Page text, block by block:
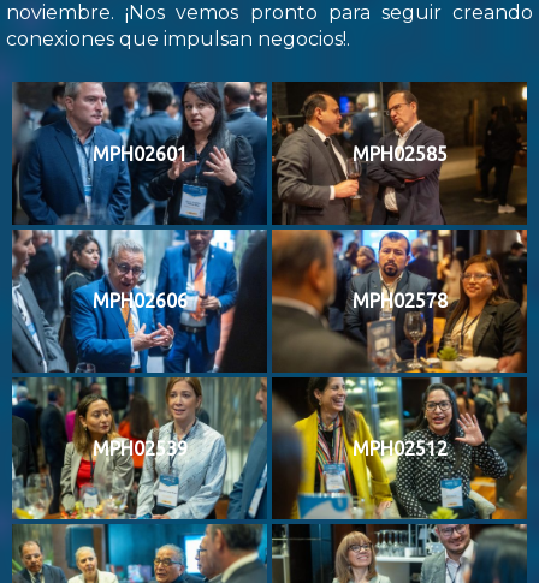
noviembre. ¡Nos vemos pronto para seguir creando
conexiones que impulsan negocios!.
MPH02601 MPH02585
MPH02606 MPH02578
MPH02539 MPH02512